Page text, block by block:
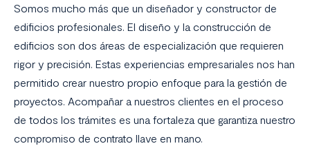
Somos mucho más que un diseñador y constructor de
edificios profesionales. El diseño y la construcción de
edificios son dos áreas de especialización que requieren
rigor y precisión. Estas experiencias empresariales nos han
permitido crear nuestro propio enfoque para la gestión de
proyectos. Acompañar a nuestros clientes en el proceso
de todos los trámites es una fortaleza que garantiza nuestro
compromiso de contrato llave en mano.